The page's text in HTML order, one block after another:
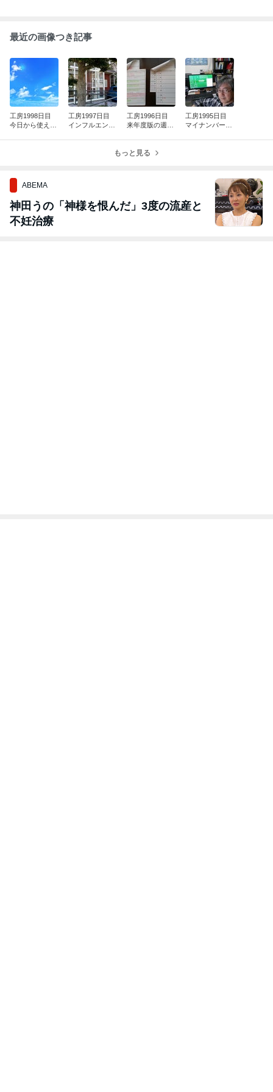
最近の画像つき記事
工房1998日目
今日から使え
工房1997日目
インフルエンザ
工房1996日目
来年度版の週間
た！
工房1995日目
マイナンバー到
もっと見る
ABEMA
神田うの「神様を恨んだ」3度の流産と
不妊治療